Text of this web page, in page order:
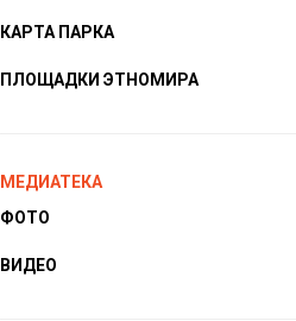
КАРТА ПАРКА
ПЛОЩАДКИ ЭТНОМИРА
МЕДИАТЕКА
ФОТО
ВИДЕО